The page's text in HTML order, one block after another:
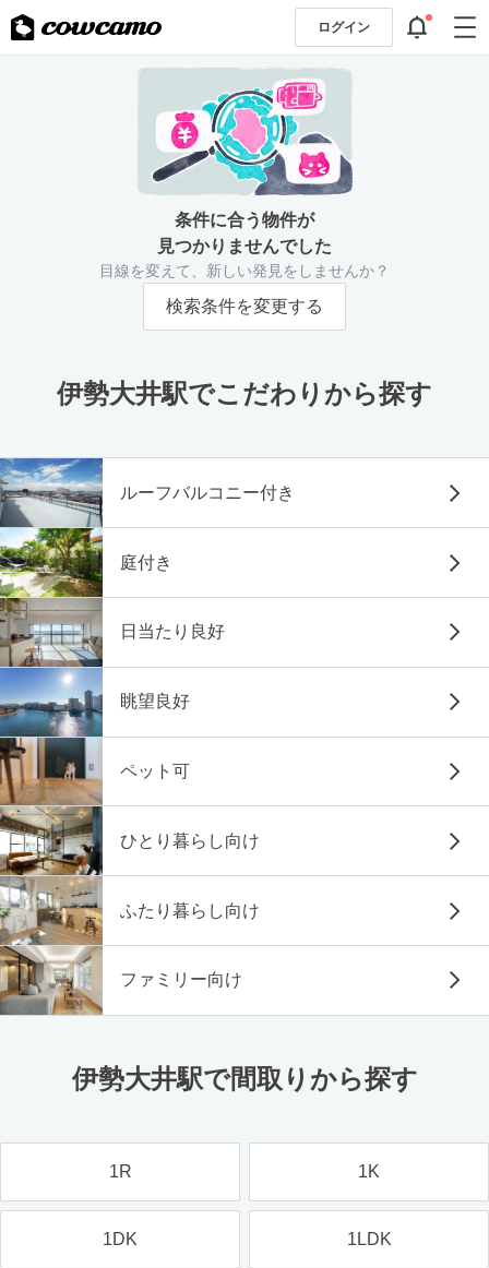
ログイン
条件に合う物件が
見つかりませんでした
目線を変えて、新しい発見をしませんか？
検索条件を変更する
伊勢大井駅でこだわりから探す
ルーフバルコニー付き
庭付き
日当たり良好
眺望良好
ペット可
ひとり暮らし向け
ふたり暮らし向け
ファミリー向け
伊勢大井駅で間取りから探す
1R 1K
1DK 1LDK